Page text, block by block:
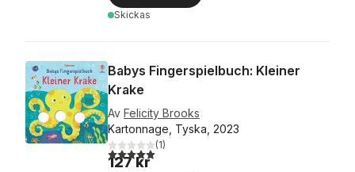
Skickas
Babys Fingerspielbuch: Kleiner
Krake
Av Felicity Brooks
Kartonnage, Tyska, 2023
5,0utav 5 stjärnor. Totalt antal röster:
(1)
127 kr